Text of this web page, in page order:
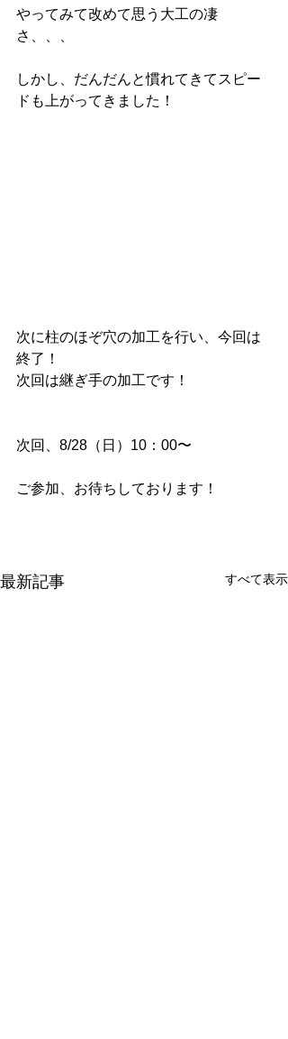
やってみて改めて思う大工の凄
さ、、、
しかし、だんだんと慣れてきてスピー
ドも上がってきました！
次に柱のほぞ穴の加工を行い、今回は
終了！
次回は継ぎ手の加工です！
次回、8/28（日）10：00〜
ご参加、お待ちしております！
最新記事 すべて表示